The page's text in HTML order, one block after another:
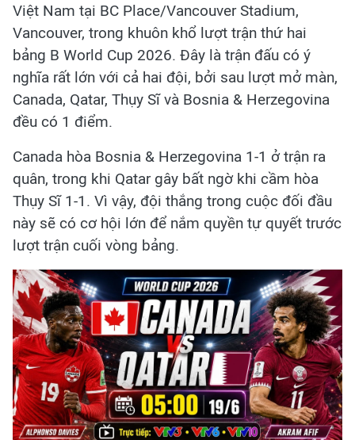
Việt Nam tại BC Place/Vancouver Stadium,
Vancouver, trong khuôn khổ lượt trận thứ hai
bảng B World Cup 2026. Đây là trận đấu có ý
nghĩa rất lớn với cả hai đội, bởi sau lượt mở màn,
Canada, Qatar, Thụy Sĩ và Bosnia & Herzegovina
đều có 1 điểm.
Canada hòa Bosnia & Herzegovina 1-1 ở trận ra
quân, trong khi Qatar gây bất ngờ khi cầm hòa
Thụy Sĩ 1-1. Vì vậy, đội thắng trong cuộc đối đầu
này sẽ có cơ hội lớn để nắm quyền tự quyết trước
lượt trận cuối vòng bảng.